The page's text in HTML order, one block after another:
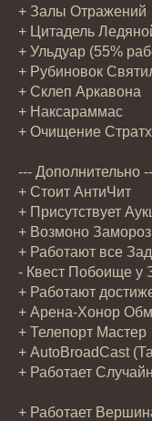
+ Залы Отражений
+ Цитадель
+ Ульдуар (55%
+ Рубиновок
+ Склеп Аркавона
+ Наксараммас
+ Очищение
--- Дополнительно
+ Стоит АнтиЧит
+ Присутствует
+ Возмоно
+ Работают все
- Квест Побоище у
+ Работают
+ Арена-Хонор
+ Телепорт Мастер
+ AutoBroadCast
+ Работает
+ Работает